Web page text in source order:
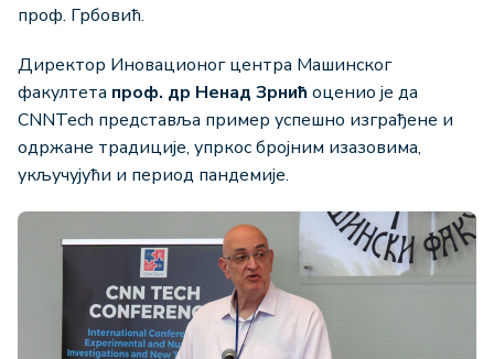
проф. Грбовић.
Директор Иновационог центра Машинског
факултета проф. др Ненад Зрнић оценио је да
CNNTech представља пример успешно изграђене и
одржане традиције, упркос бројним изазовима,
укључујући и период пандемије.